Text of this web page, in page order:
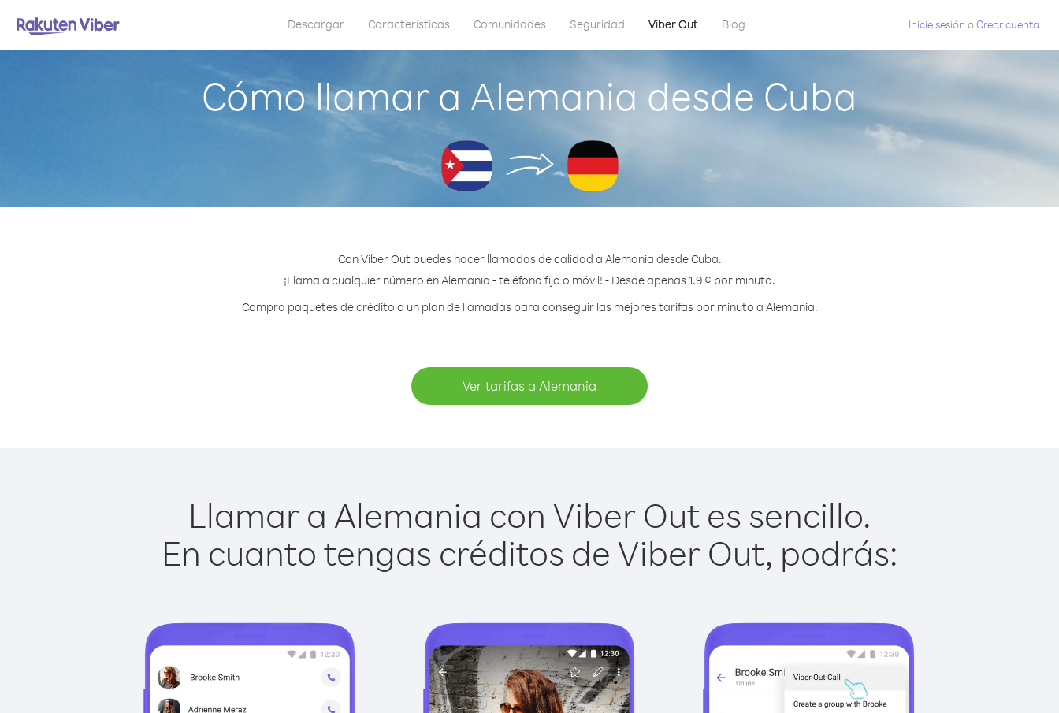
Descargar Características Comunidades Seguridad Viber Out Blog Inicie sesión oCrear cuenta
Cómo llamar a Alemania desde Cuba
Con Viber Out puedes hacer llamadas de calidad a Alemania desde Cuba.
¡Llama a cualquier número en Alemania - teléfono fijo o móvil! - Desde apenas 1.9 ¢ por minuto.
Compra paquetes de crédito o un plan de llamadas para conseguir las mejores tarifas por minuto a Alemania.
Ver tarifas a Alemania
Llamar a Alemania con Viber Out es sencillo.
En cuanto tengas créditos de Viber Out, podrás: